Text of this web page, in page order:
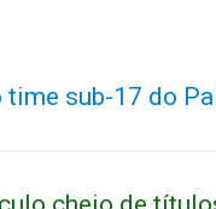
time sub-17 do